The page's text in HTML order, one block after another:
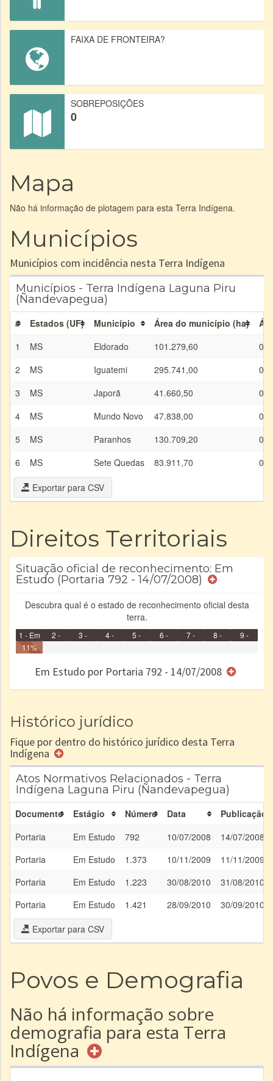
FAIXA DE FRONTEIRA?
SOBREPOSIÇÕES
0
Mapa
Não há informação de plotagem para esta Terra Indígena.
Municípios
Municípios com incidência nesta Terra Indígena
Municípios - Terra Indígena Laguna Piru
(Ñandevapegua)
# Estados (UF) Município Área do município (ha)
1
MS Eldorado 101.279,60
2
MS Iguatemi 295.741,00
3
MS Japorã 41.660,50
4
MS Mundo Novo 47.838,00
5
MS Paranhos 130.709,20
6
MS Sete Quedas 83.911,70
Exportar para CSV
Direitos Territoriais
Situação oficial de reconhecimento: Em
Estudo (Portaria 792 - 14/07/2008)
Descubra qual é o estado de reconhecimento oficial desta
terra.
1 - Em
Identificação
2 -
3 -
4 -
5 -
6 -
e/ou
7 -
8 -
9 -
11%
Em Estudo por Portaria 792 - 14/07/2008
Histórico jurídico
Fique por dentro do histórico jurídico desta Terra
Indígena
Atos Normativos Relacionados - Terra
Indígena Laguna Piru (Ñandevapegua)
Documento Estágio Número Data
Publicação
Portaria
Em Estudo 792 10/07/2008
14/07/2008
Portaria
Em Estudo 1.373 10/11/2009
11/11/2009
Portaria
Em Estudo 1.223 30/08/2010
31/08/2010
Portaria
Em Estudo 1.421 28/09/2010
30/09/2010
Exportar para CSV
Povos e Demografia
Não há informação sobre
demografia para esta Terra
Indígena